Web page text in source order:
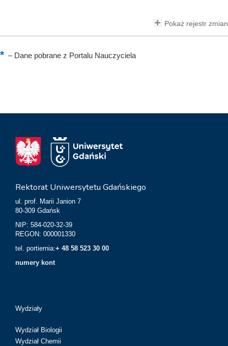
Pokaż rejestr zmian
–Dane pobrane z Portalu Nauczyciela
Rektorat Uniwersytetu Gdańskiego
ul. prof. Marii Janion 7
80-309 Gdańsk
NIP: 584-020-32-39
REGON: 000001330
tel. portiernia:+ 48 58 523 30 00
numery kont
Wydziały
Wydział Biologii
Wydział Chemii